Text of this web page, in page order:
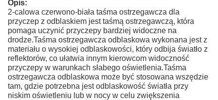
Opis:
2-calowa czerwono-biała taśma ostrzegawcza dla
przyczep z odblaskiem jest taśmą ostrzegawczą, która
pomaga uczynić przyczepy bardziej widoczne na
drodze.Taśma ostrzegawcza odblaskowa wykonana jest z
materiału o wysokiej odblaskowości, który odbija światło z
reflektorów, co ułatwia innym kierowcom widoczność
przyczepy w warunkach słabego oświetlenia.Taśma
ostrzegawcza odblaskowa może być stosowana wszędzie
tam, gdzie potrzebna jest odblaskowość światła przy
niskim oświetleniu lub w nocy w celu zwiększenia